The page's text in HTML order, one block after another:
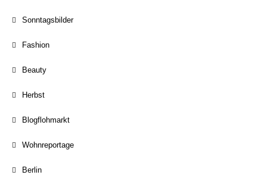
Sonntagsbilder
Fashion
Beauty
Herbst
Blogflohmarkt
Wohnreportage
Berlin